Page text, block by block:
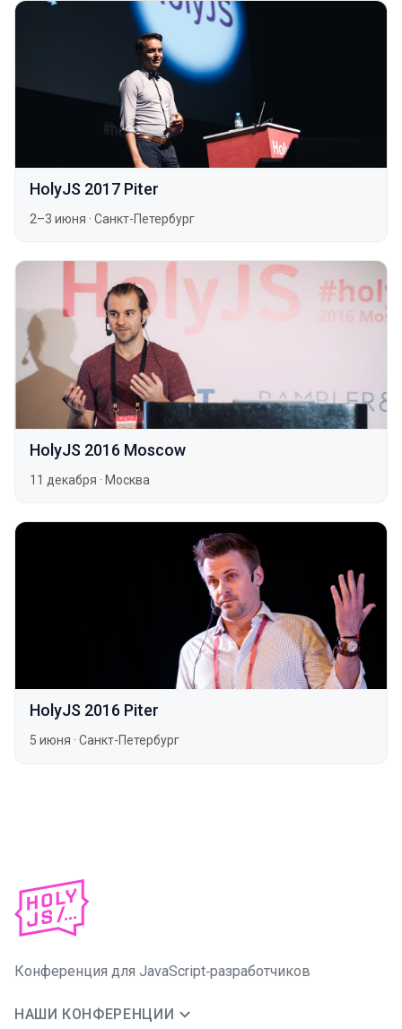
HolyJS 2017 Piter
2–3 июня · Санкт-Петербург
HolyJS 2016 Moscow
11 декабря · Москва
HolyJS 2016 Piter
5 июня · Санкт-Петербург
Конференция для JavaScript‑разработчиков
НАШИ КОНФЕРЕНЦИИ